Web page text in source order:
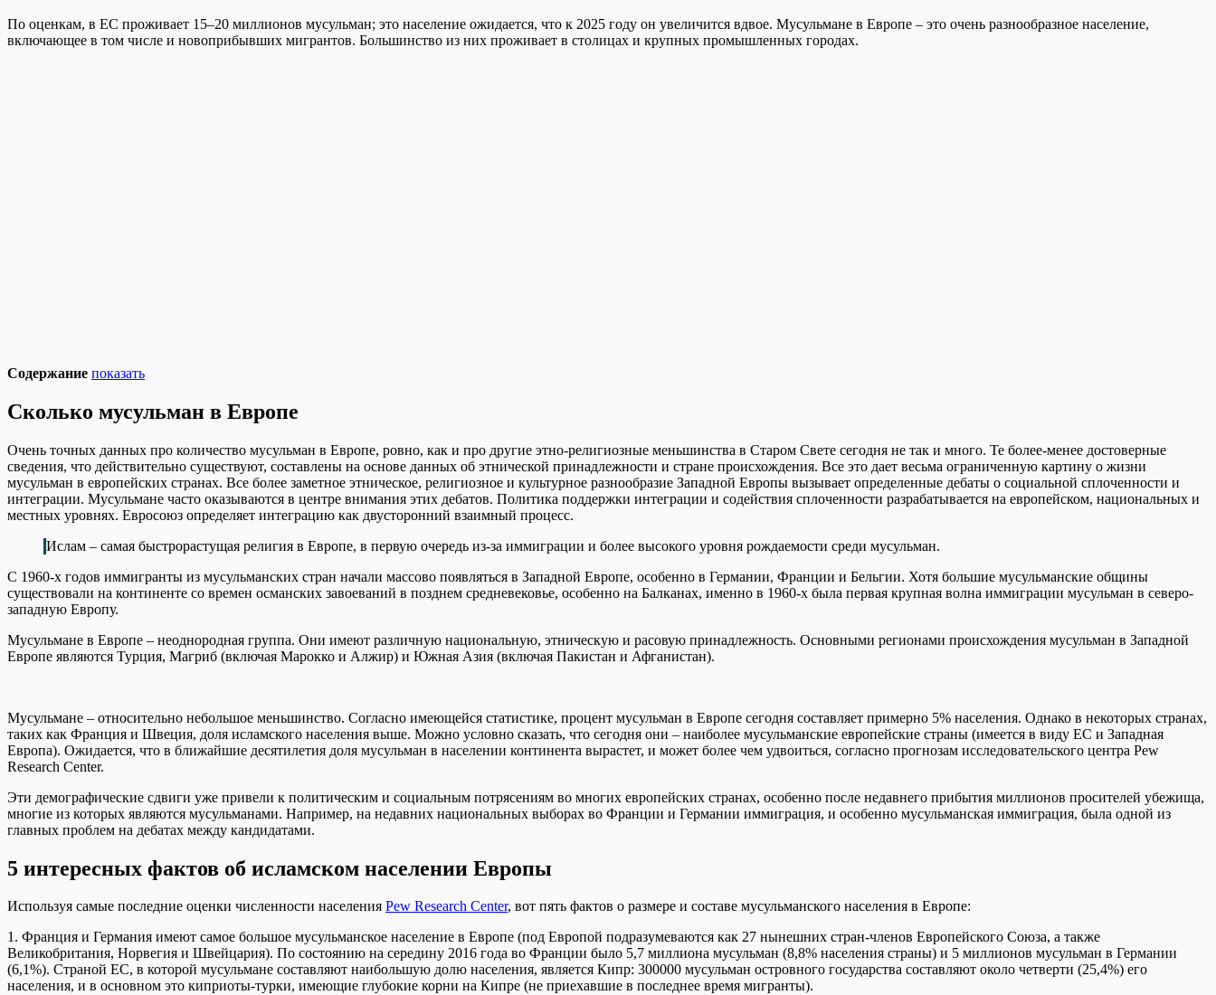
По оценкам, в ЕС проживает 15–20 миллионов мусульман; это население ожидается, что к 2025 году он увеличится вдвое. Мусульмане в Европе – это очень разнообразное население,
включающее в том числе и новоприбывших мигрантов. Большинство из них проживает в столицах и крупных промышленных городах.
Содержание показать
Сколько мусульман в Европе
Очень точных данных про количество мусульман в Европе, ровно, как и про другие этно-религиозные меньшинства в Старом Свете сегодня не так и много. Те более-менее достоверные
сведения, что действительно существуют, составлены на основе данных об этнической принадлежности и стране происхождения. Все это дает весьма ограниченную картину о жизни
мусульман в европейских странах. Все более заметное этническое, религиозное и культурное разнообразие Западной Европы вызывает определенные дебаты о социальной сплоченности и
интеграции. Мусульмане часто оказываются в центре внимания этих дебатов. Политика поддержки интеграции и содействия сплоченности разрабатывается на европейском, национальных и
местных уровнях. Евросоюз определяет интеграцию как двусторонний взаимный процесс.
Ислам – самая быстрорастущая религия в Европе, в первую очередь из-за иммиграции и более высокого уровня рождаемости среди мусульман.
С 1960-х годов иммигранты из мусульманских стран начали массово появляться в Западной Европе, особенно в Германии, Франции и Бельгии. Хотя большие мусульманские общины
существовали на континенте со времен османских завоеваний в позднем средневековье, особенно на Балканах, именно в 1960-х была первая крупная волна иммиграции мусульман в северо-
западную Европу.
Мусульмане в Европе – неоднородная группа. Они имеют различную национальную, этническую и расовую принадлежность. Основными регионами происхождения мусульман в Западной
Европе являются Турция, Магриб (включая Марокко и Алжир) и Южная Азия (включая Пакистан и Афганистан).
Мусульмане – относительно небольшое меньшинство. Согласно имеющейся статистике, процент мусульман в Европе сегодня составляет примерно 5% населения. Однако в некоторых странах,
таких как Франция и Швеция, доля исламского населения выше. Можно условно сказать, что сегодня они – наиболее мусульманские европейские страны (имеется в виду ЕС и Западная
Европа). Ожидается, что в ближайшие десятилетия доля мусульман в населении континента вырастет, и может более чем удвоиться, согласно прогнозам исследовательского центра Pew
Research Center.
Эти демографические сдвиги уже привели к политическим и социальным потрясениям во многих европейских странах, особенно после недавнего прибытия миллионов просителей убежища,
многие из которых являются мусульманами. Например, на недавних национальных выборах во Франции и Германии иммиграция, и особенно мусульманская иммиграция, была одной из
главных проблем на дебатах между кандидатами.
5 интересных фактов об исламском населении Европы
Используя самые последние оценки численности населения Pew Research Center, вот пять фактов о размере и составе мусульманского населения в Европе:
1. Франция и Германия имеют самое большое мусульманское население в Европе (под Европой подразумеваются как 27 нынешних стран-членов Европейского Союза, а также
Великобритания, Норвегия и Швейцария). По состоянию на середину 2016 года во Франции было 5,7 миллиона мусульман (8,8% населения страны) и 5 ​​миллионов мусульман в Германии
(6,1%). Страной ЕС, в которой мусульмане составляют наибольшую долю населения, является Кипр: 300000 мусульман островного государства составляют около четверти (25,4%) его
населения, и в основном это киприоты-турки, имеющие глубокие корни на Кипре (не приехавшие в последнее время мигранты).